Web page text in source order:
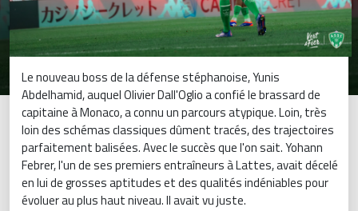
Le nouveau boss de la défense stéphanoise, Yunis
Abdelhamid, auquel Olivier Dall'Oglio a confié le brassard de
capitaine à Monaco, a connu un parcours atypique. Loin, très
loin des schémas classiques dûment tracés, des trajectoires
parfaitement balisées. Avec le succès que l'on sait. Yohann
Febrer, l'un de ses premiers entraîneurs à Lattes, avait décelé
en lui de grosses aptitudes et des qualités indéniables pour
évoluer au plus haut niveau. Il avait vu juste.